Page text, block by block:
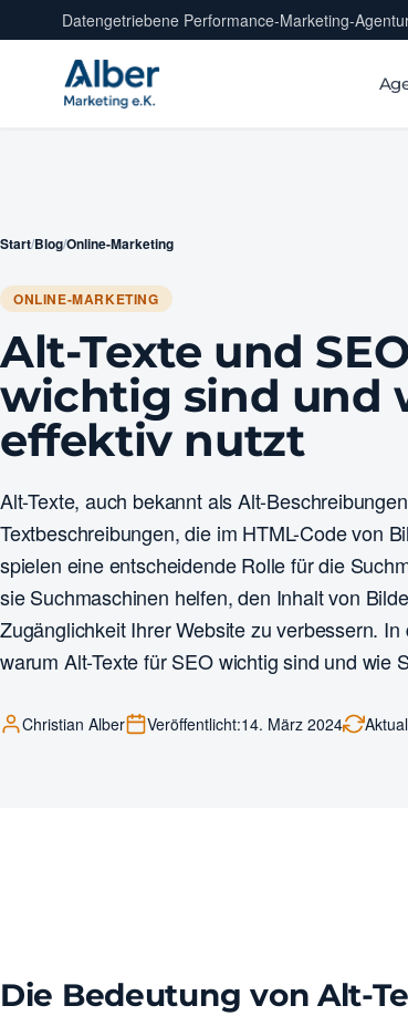
Datengetriebene Performance-Marketing-
Start/Blog/Online-Marketing
ONLINE-MARKETING
Alt-Texte und
wichtig sind und
effektiv nutzt
Alt-Texte, auch bekannt als Alt-
Textbeschreibungen, die im HTML-Code von
spielen eine entscheidende Rolle für die
sie Suchmaschinen helfen, den Inhalt von
Zugänglichkeit Ihrer Website zu verbessern.
warum Alt-Texte für SEO wichtig sind und wie
Christian Alber Veröffentlicht:14. März 2024
Die Bedeutung von Alt-